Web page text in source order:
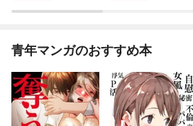
青年マンガのおすすめ本